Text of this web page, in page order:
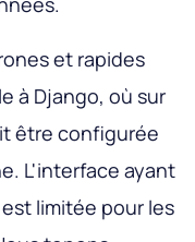
et rapides
à Django, où sur
être configurée
L'interface ayant
limitée pour les